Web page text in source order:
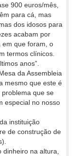
900 euros/mês,
para cá, mas
dos idosos para
acabam por
em que foram, o
termos clínicos.
anos”.
da Assembleia
mesmo que este é
problema que se
especial no nosso
instituição
de construção de
na altura,